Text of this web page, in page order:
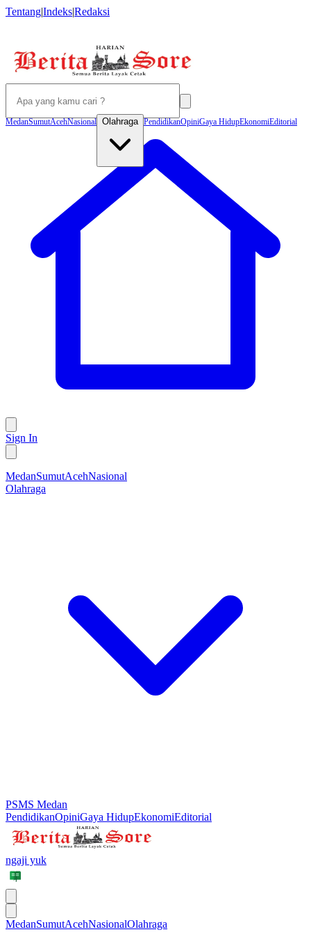
Tentang|Indeks|Redaksi
MedanSumutAcehNasional Olahraga PendidikanOpiniGaya HidupEkonomiEditorial
Sign In
MedanSumutAcehNasional
Olahraga
PSMS Medan
PendidikanOpiniGaya HidupEkonomiEditorial
ngaji yuk
MedanSumutAcehNasionalOlahraga